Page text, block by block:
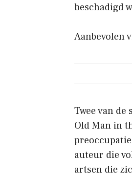
beschadigd
Aanbevolen
Twee van de
Old Man in
auteur die
artsen die